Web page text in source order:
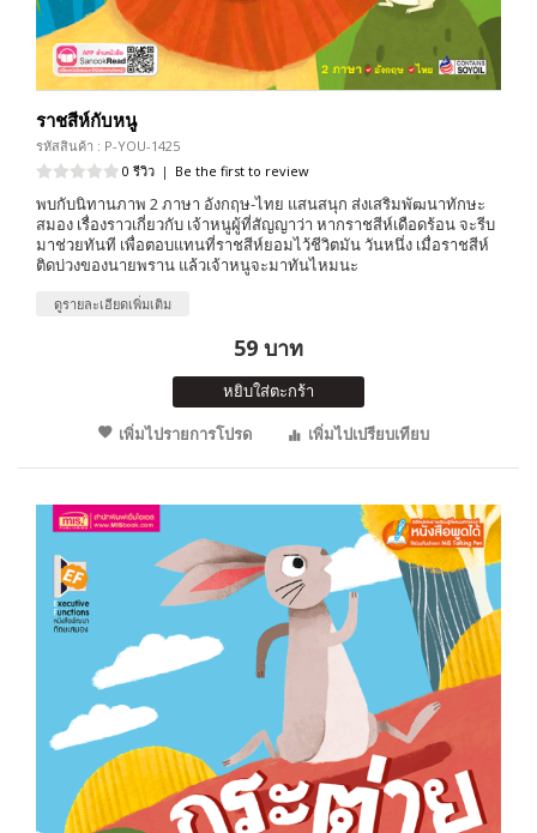
ราชสีห์กับหนู
รหัสสินค้า : P-YOU-1425
0 รีวิว | Be the first to review
พบกับนิทานภาพ 2 ภาษา อังกฤษ-ไทย แสนสนุก ส่งเสริมพัฒนาทักษะ
สมอง เรื่องราวเกี่ยวกับ เจ้าหนูผู้ที่สัญญาว่า หากราชสีห์เดือดร้อน จะรีบ
มาช่วยทันที เพื่อตอบแทนที่ราชสีห์ยอมไว้ชีวิตมัน วันหนึ่ง เมื่อราชสีห์
ติดบ่วงของนายพราน แล้วเจ้าหนูจะมาทันไหมนะ
ดูรายละเอียดเพิ่มเติม
59 บาท
หยิบใส่ตะกร้า
เพิ่มไปรายการโปรด
เพิ่มไปเปรียบเทียบ